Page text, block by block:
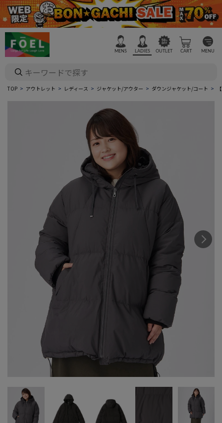
MENS LADIES OUTLET CART MENU
TOP アウトレット レディース ジャケット/アウター ダウンジャケット/コート